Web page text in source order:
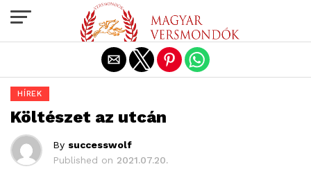
HÍREK
Költészet az utcán
By successwolf
Published on 2021.07.20.
Exit mobile version